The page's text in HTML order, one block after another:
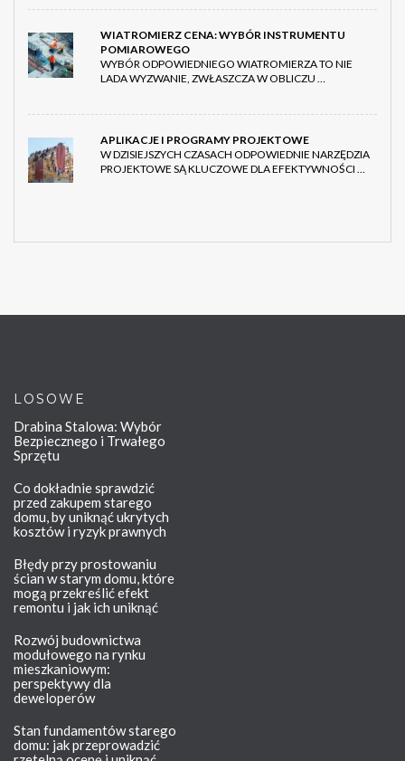
WIATROMIERZ CENA: WYBÓR INSTRUMENTU
POMIAROWEGO
WYBÓR ODPOWIEDNIEGO WIATROMIERZA TO NIE
LADA WYZWANIE, ZWŁASZCZA W OBLICZU …
APLIKACJE I PROGRAMY PROJEKTOWE
W DZISIEJSZYCH CZASACH ODPOWIEDNIE NARZĘDZIA
PROJEKTOWE SĄ KLUCZOWE DLA EFEKTYWNOŚCI …
LOSOWE
Drabina Stalowa: Wybór
Bezpiecznego i Trwałego
Sprzętu
Co dokładnie sprawdzić
przed zakupem starego
domu, by uniknąć ukrytych
kosztów i ryzyk prawnych
Błędy przy prostowaniu
ścian w starym domu, które
mogą przekreślić efekt
remontu i jak ich uniknąć
Rozwój budownictwa
modułowego na rynku
mieszkaniowym:
perspektywy dla
deweloperów
Stan fundamentów starego
domu: jak przeprowadzić